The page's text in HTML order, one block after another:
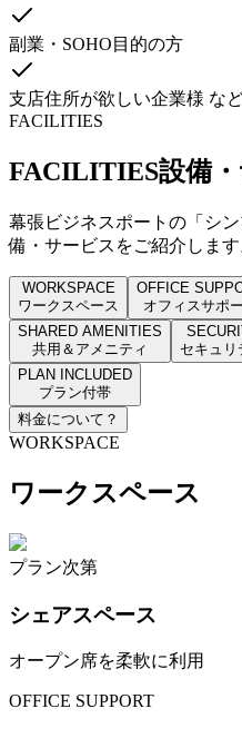
副業・SOHO目的の方
支店住所が欲しい企業様 な
FACILITIES
FACILITIES設備
幕張ビジネスポートの「シ
備・サービスをご紹介します
WORKSPACE
ワークスペース
OFFICE
オフィスサポ
SHARED AMENITIES
共用＆アメニティ
セキュリ
PLAN INCLUDED
プラン付帯
料金について ？
WORKSPACE
ワークスペース
プラン次第
シェアスペース
オープン席を柔軟に利用
OFFICE SUPPORT